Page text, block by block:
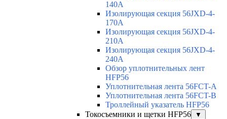
140A
Изолирующая секция 56JXD-4-
170A
Изолирующая секция 56JXD-4-
210A
Изолирующая секция 56JXD-4-
240A
Обзор уплотнительных лент
HFP56
Уплотнительная лента 56FCT-A
Уплотнительная лента 56FCT-B
Троллейный указатель HFP56
Токосъемники и щетки HFP56
▼